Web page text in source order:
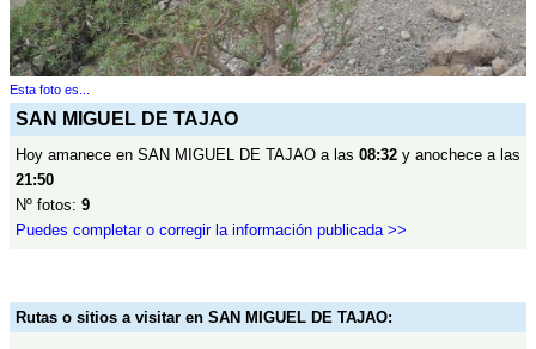
Esta foto es...
SAN MIGUEL DE TAJAO
Hoy amanece en SAN MIGUEL DE TAJAO a las 08:32 y anochece a las
21:50
Nº fotos: 9
Puedes completar o corregir la información publicada >>
Rutas o sitios a visitar en SAN MIGUEL DE TAJAO: